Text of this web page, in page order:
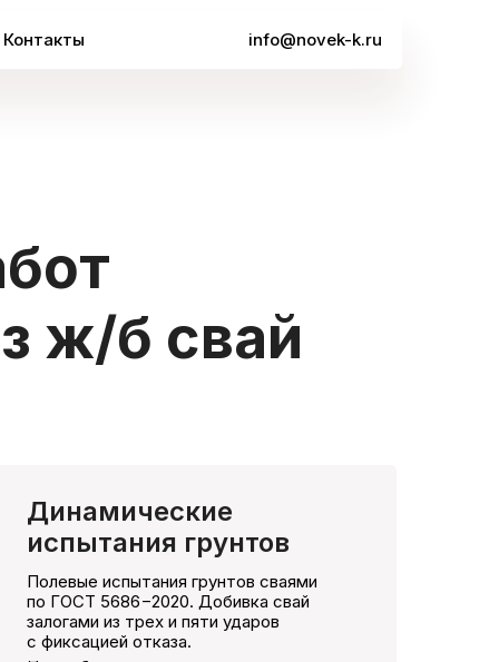
Контакты info@novek-k.ru
ж/б свай
Динамические
испытания грунтов
Полевые испытания грунтов сваями
по ГОСТ 5686−2020. Добивка свай
залогами из трех и пяти ударов
с фиксацией отказа.